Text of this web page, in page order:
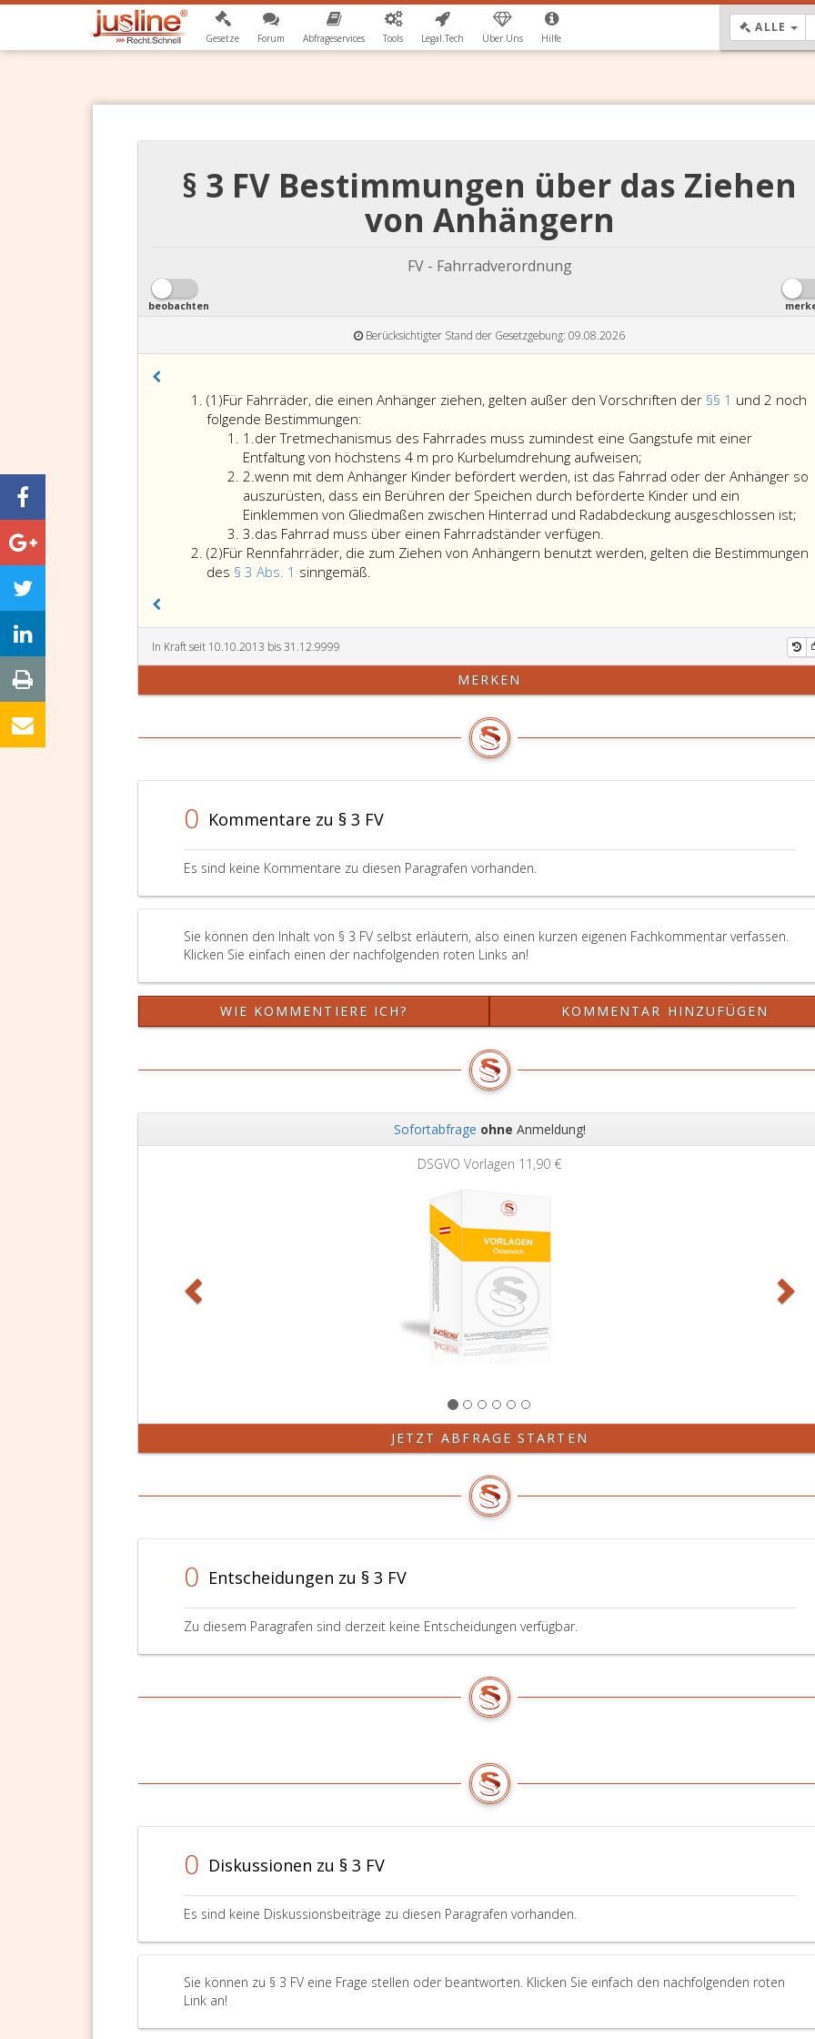
Gesetze Forum Abfrageservices Tools Legal.Tech Über Uns Hilfe
ALLE
§ 3 FV Bestimmungen über das Ziehen
von Anhängern
FV - Fahrradverordnung
beobachten
Berücksichtigter Stand der Gesetzgebung: 09.08.2026
(1)Absatz
eins
Für Fahrräder, die einen Anhänger ziehen, gelten außer den Vorschriften der §§ 1 und 2 noch
folgende Bestimmungen:
Fahrräder,
die
einen
Anhänger
ziehen,
gelten
außer
den
Paragraphen
und
Bestimmungen:
1.Ziffer
eins
der Tretmechanismus des Fahrrades muss zumindest eine Gangstufe mit einer
Entfaltung von höchstens 4 m pro Kurbelumdrehung aufweisen;
2.Ziffer
2
wenn mit dem Anhänger Kinder befördert werden, ist das Fahrrad oder der Anhänger so
auszurüsten, dass ein Berühren der Speichen durch beförderte Kinder und ein
Einklemmen von Gliedmaßen zwischen Hinterrad und Radabdeckung ausgeschlossen ist;
3.Ziffer
3
das Fahrrad muss über einen Fahrradständer verfügen.
(2)Absatz
2
Für Rennfahrräder, die zum Ziehen von Anhängern benutzt werden, gelten die Bestimmungen
des § 3 Abs. 1 sinngemäß.
zum
von
gelten
Bestimmungen
Paragraph
eins,
sinngemäß.
In Kraft seit 10.10.2013 bis 31.12.9999
MERKEN
0 Kommentare zu § 3 FV
Es sind keine Kommentare zu diesen Paragrafen vorhanden.
Sie können den Inhalt von § 3 FV selbst erläutern, also einen kurzen eigenen Fachkommentar verfassen.
Klicken Sie einfach einen der nachfolgenden roten Links an!
WIE KOMMENTIERE ICH? KOMMENTAR HINZUFÜGEN
Sofortabfrage ohne Anmeldung!
DSGVO Vorlagen 11,90 €
JETZT ABFRAGE STARTEN
0 Entscheidungen zu § 3 FV
Zu diesem Paragrafen sind derzeit keine Entscheidungen verfügbar.
0 Diskussionen zu § 3 FV
Es sind keine Diskussionsbeiträge zu diesen Paragrafen vorhanden.
Sie können zu § 3 FV eine Frage stellen oder beantworten. Klicken Sie einfach den nachfolgenden roten
Link an!